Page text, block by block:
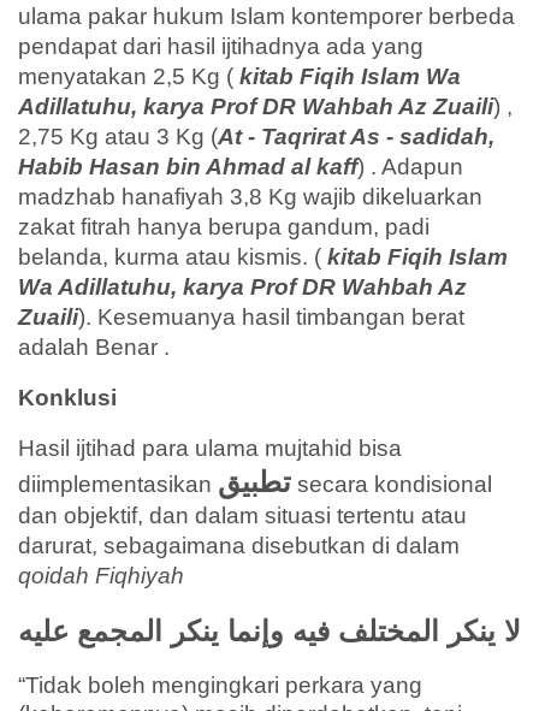
ulama pakar hukum Islam kontemporer berbeda
pendapat dari hasil ijtihadnya ada yang
menyatakan 2,5 Kg ( kitab Fiqih Islam Wa
Adillatuhu, karya Prof DR Wahbah Az Zuaili) ,
2,75 Kg atau 3 Kg (At - Taqrirat As - sadidah,
Habib Hasan bin Ahmad al kaff) . Adapun
madzhab hanafiyah 3,8 Kg wajib dikeluarkan
zakat fitrah hanya berupa gandum, padi
belanda, kurma atau kismis. ( kitab Fiqih Islam
Wa Adillatuhu, karya Prof DR Wahbah Az
Zuaili). Kesemuanya hasil timbangan berat
adalah Benar .
Konklusi
Hasil ijtihad para ulama mujtahid bisa
diimplementasikan تطبیق secara kondisional
dan objektif, dan dalam situasi tertentu atau
darurat, sebagaimana disebutkan di dalam
qoidah Fiqhiyah
لا ينكر المختلف فيه وإنما ينكر المجمع عليه
“Tidak boleh mengingkari perkara yang